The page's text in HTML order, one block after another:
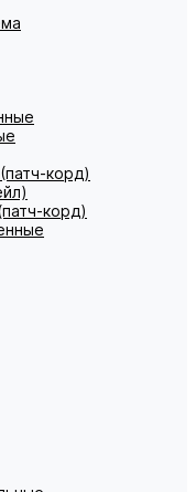
корд)
корд)